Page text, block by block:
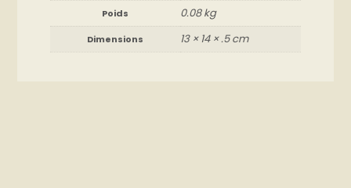
Poids 0.08 kg
Dimensions 13 × 14 × .5 cm